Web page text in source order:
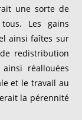
une sorte de
Les gains
ainsi faîtes sur
redistribution
réallouées
et le travail au
la pérennité